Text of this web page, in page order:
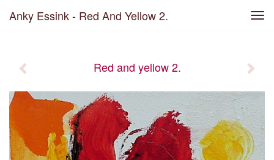
Anky Essink - Red And Yellow 2.
Red and yellow 2.